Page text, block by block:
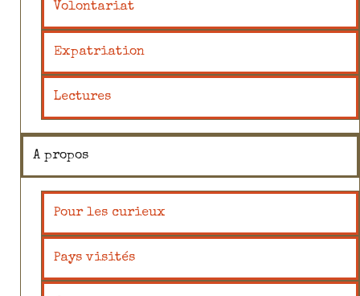
Volontariat
Expatriation
Lectures
A propos
Pour les curieux
Pays visités